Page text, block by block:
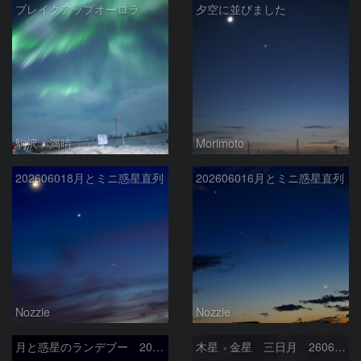
ブレイクアップオーロラ
駒沢 満晴
夕空に並びました
Morimoto
202606018月とミニ惑星直列
Nozzie
202606016月とミニ惑星直列
Nozzie
月と惑星のランデブー 2026/06/19 木星 金星 三日月 260618